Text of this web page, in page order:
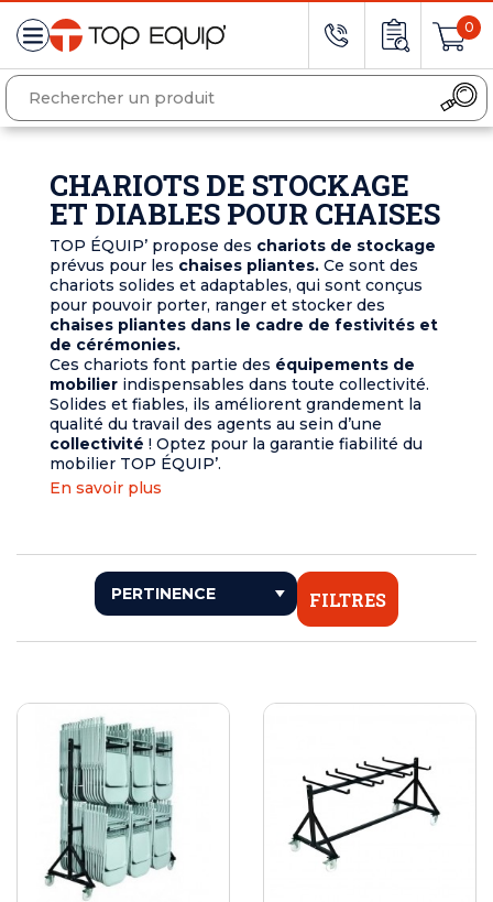
0
CHARIOTS DE STOCKAGE
ET DIABLES POUR CHAISES
TOP ÉQUIP’ propose des chariots de stockage
prévus pour les chaises pliantes. Ce sont des
chariots solides et adaptables, qui sont conçus
pour pouvoir porter, ranger et stocker des
chaises pliantes dans le cadre de festivités et
de cérémonies.
Ces chariots font partie des équipements de
mobilier indispensables dans toute collectivité.
Solides et fiables, ils améliorent grandement la
qualité du travail des agents au sein d’une
collectivité ! Optez pour la garantie fiabilité du
mobilier TOP ÉQUIP’.
En savoir plus
FILTRES